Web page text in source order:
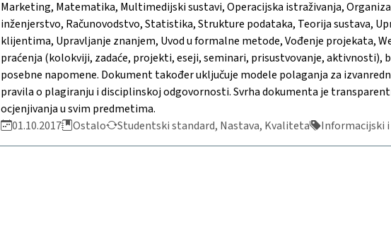
Marketing, Matematika, Multimedijski sustavi, Operacijska istraživanja,
inženjerstvo, Računovodstvo, Statistika, Strukture podataka, Teorija sustava,
klijentima, Upravljanje znanjem, Uvod u formalne metode, Vođenje projekata,
praćenja (kolokviji, zadaće, projekti, eseji, seminari, prisustvovanje, aktivnosti),
posebne napomene. Dokument također uključuje modele polaganja za
pravila o plagiranju i disciplinskoj odgovornosti. Svrha dokumenta je
ocjenjivanja u svim predmetima.
01.10.2017
Ostalo Studentski standard, Nastava, Kvaliteta Informacijski